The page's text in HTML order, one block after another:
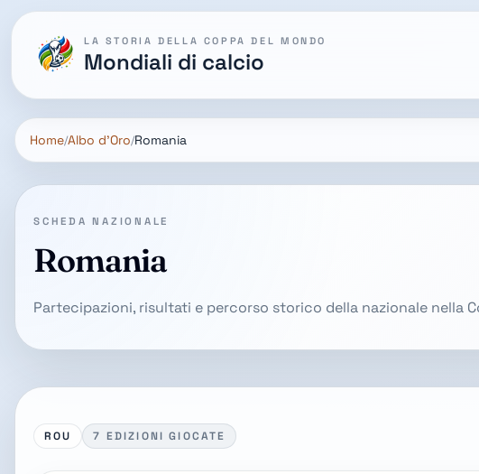
LA STORIA DELLA COPPA DEL MONDO
Mondiali di calcio
Home Albo d'Oro Romania
SCHEDA NAZIONALE
Romania
Partecipazioni, risultati e percorso storico della nazionale nella
ROU 7 EDIZIONI GIOCATE